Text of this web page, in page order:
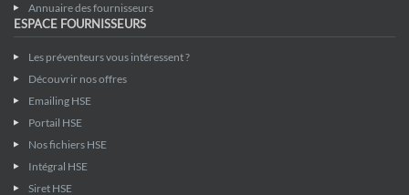
Annuaire des fournisseurs
ESPACE FOURNISSEURS
Les préventeurs vous intéressent ?
Découvrir nos offres
Emailing HSE
Portail HSE
Nos fichiers HSE
Intégral HSE
Siret HSE